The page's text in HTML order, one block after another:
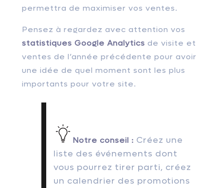
permettra de maximiser vos ventes.
Pensez à regardez avec attention vos
statistiques Google Analytics de visite et
ventes de l’année précédente pour avoir
une idée de quel moment sont les plus
importants pour votre site.
Notre conseil : Créez une
liste des événements dont
vous pourrez tirer parti, créez
un calendrier des promotions